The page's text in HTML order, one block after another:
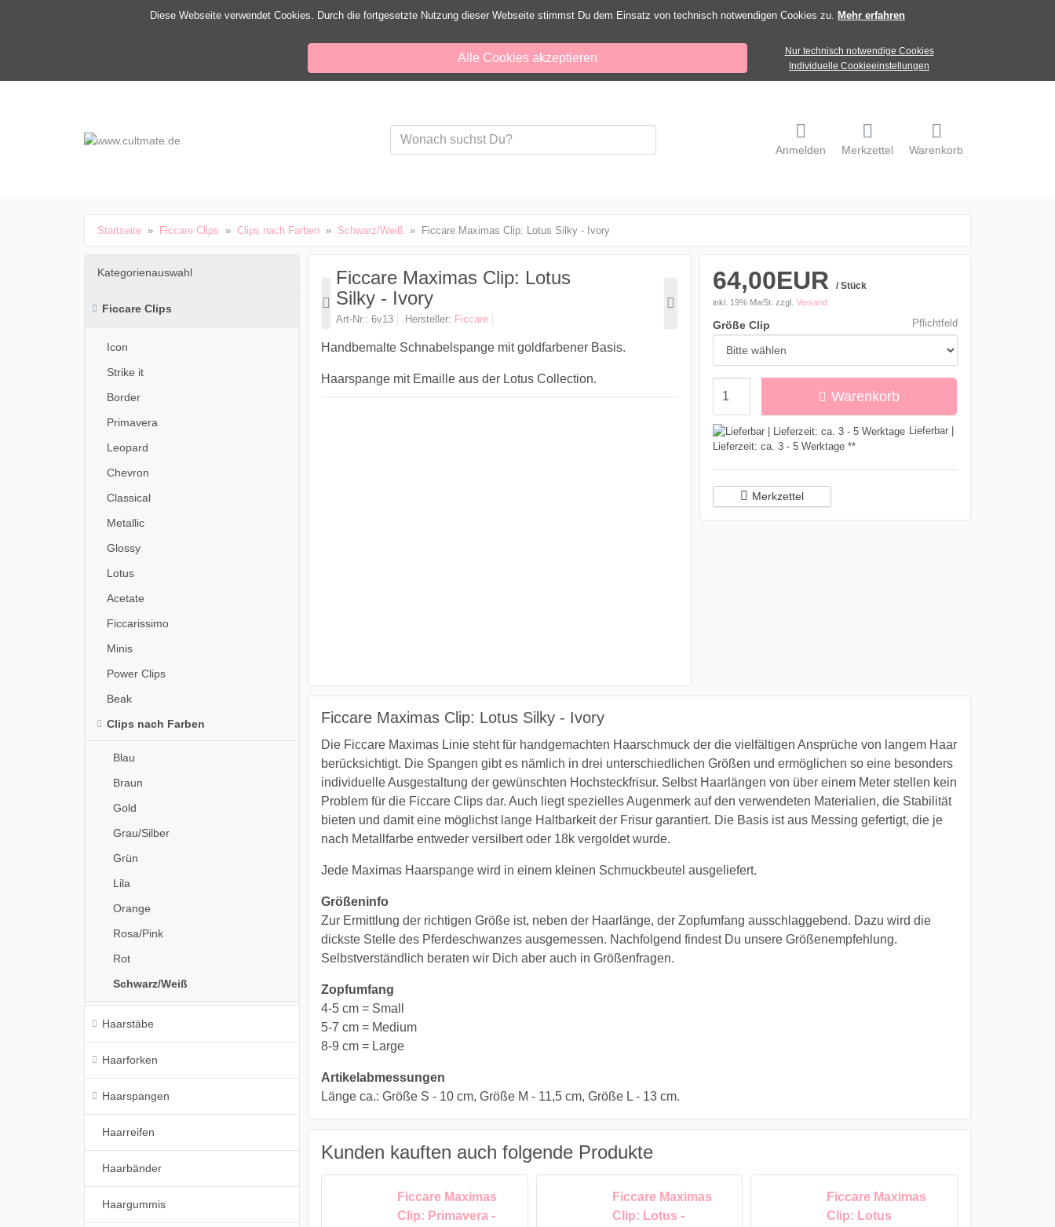
Diese Webseite verwendet Cookies. Durch die fortgesetzte Nutzung dieser Webseite stimmst Du dem Einsatz von technisch notwendigen Cookies zu. Mehr erfahren
Alle Cookies akzeptieren
Nur technisch notwendige Cookies
Individuelle Cookieeinstellungen
Anmelden Merkzettel Warenkorb
Startseite Ficcare Clips Clips nach Farben Schwarz/Weiß Ficcare Maximas Clip: Lotus Silky - Ivory
Ficcare Maximas Clip: Lotus
Silky - Ivory
Art-Nr. 6v13 Hersteller Ficcare
Handbemalte Schnabelspange mit goldfarbener Basis.
Haarspange mit Emaille aus der Lotus Collection.
64,00EUR / Stück
inkl. 19% MwSt. zzgl. Versand
Größe Clip Pflichtfeld
Warenkorb
Lieferbar |
Lieferzeit: ca. 3 - 5 Werktage **
Merkzettel
Ficcare Maximas Clip: Lotus Silky - Ivory
Die Ficcare Maximas Linie steht für handgemachten Haarschmuck der die vielfältigen Ansprüche von langem Haar
berücksichtigt. Die Spangen gibt es nämlich in drei unterschiedlichen Größen und ermöglichen so eine besonders
individuelle Ausgestaltung der gewünschten Hochsteckfrisur. Selbst Haarlängen von über einem Meter stellen kein
Problem für die Ficcare Clips dar. Auch liegt spezielles Augenmerk auf den verwendeten Materialien, die Stabilität
bieten und damit eine möglichst lange Haltbarkeit der Frisur garantiert. Die Basis ist aus Messing gefertigt, die je
nach Metallfarbe entweder versilbert oder 18k vergoldet wurde.
Jede Maximas Haarspange wird in einem kleinen Schmuckbeutel ausgeliefert.
Größeninfo
Zur Ermittlung der richtigen Größe ist, neben der Haarlänge, der Zopfumfang ausschlaggebend. Dazu wird die
dickste Stelle des Pferdeschwanzes ausgemessen. Nachfolgend findest Du unsere Größenempfehlung.
Selbstverständlich beraten wir Dich aber auch in Größenfragen.
Zopfumfang
4-5 cm = Small
5-7 cm = Medium
8-9 cm = Large
Artikelabmessungen
Länge ca.: Größe S - 10 cm, Größe M - 11,5 cm, Größe L - 13 cm.
Kunden kauften auch folgende Produkte
Ficcare Maximas
Clip: Primavera -
Ficcare Maximas
Clip: Lotus -
Ficcare Maximas
Clip: Lotus
Kategorienauswahl
Ficcare Clips
Icon
Strike it
Border
Primavera
Leopard
Chevron
Classical
Metallic
Glossy
Lotus
Acetate
Ficcarissimo
Minis
Power Clips
Beak
Clips nach Farben
Blau
Braun
Gold
Grau/Silber
Grün
Lila
Orange
Rosa/Pink
Rot
Schwarz/Weiß
Haarstäbe
Haarforken
Haarspangen
Haarreifen
Haarbänder
Haargummis